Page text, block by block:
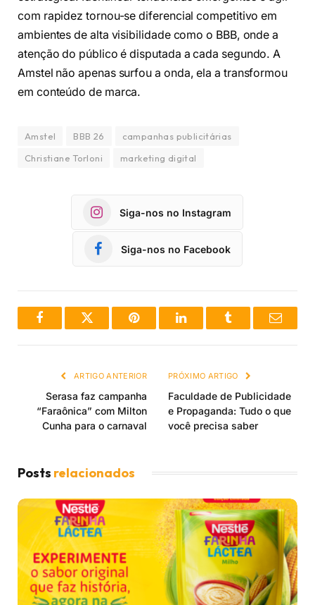
com rapidez tornou-se diferencial competitivo em
ambientes de alta visibilidade como o BBB, onde a
atenção do público é disputada a cada segundo. A
Amstel não apenas surfou a onda, ela a transformou
em conteúdo de marca.
Amstel BBB 26
campanhas publicitárias
Christiane Torloni
marketing digital
Siga-nos no Instagram
Siga-nos no Facebook
FacebookTwitter Pinterest LinkedInTumblr Email
ARTIGO ANTERIOR
Serasa faz campanha
“Faraônica” com Milton
Cunha para o carnaval
PRÓXIMO ARTIGO
Faculdade de Publicidade
e Propaganda: Tudo o que
você precisa saber
Posts relacionados